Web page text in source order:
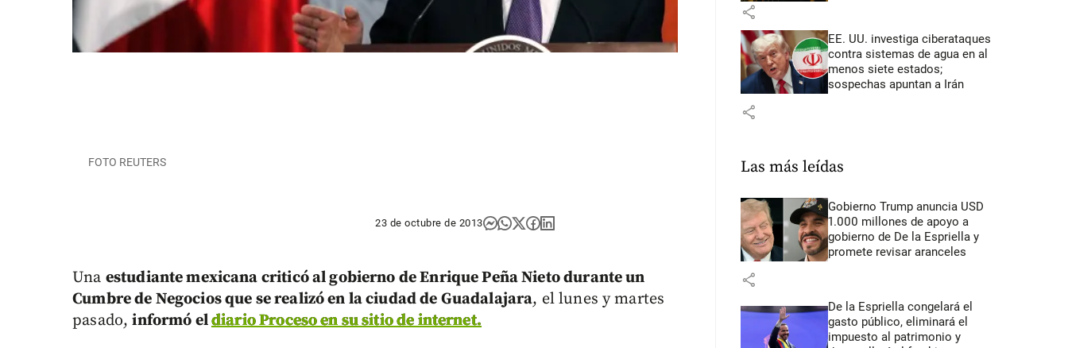
FOTO REUTERS
23 de octubre de 2013
Una estudiante mexicana criticó al gobierno de Enrique Peña Nieto durante un
Cumbre de Negocios que se realizó en la ciudad de Guadalajara, el lunes y martes
pasado,informó eldiario Proceso en su sitio de internet.
share
EE. UU. investiga ciberataques
contra sistemas de agua en al
menos siete estados;
sospechas apuntan a Irán
share
Las más leídas
Gobierno Trump anuncia USD
1.000 millones de apoyo a
gobierno de De la Espriella y
promete revisar aranceles
share
De la Espriella congelará el
gasto público, eliminará el
impuesto al patrimonio y